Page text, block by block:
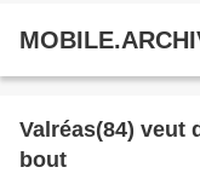
Valréas(84) veut
bout